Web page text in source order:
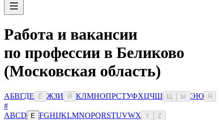
Работа и вакансии
по профессии в Беликово
(Московская область)
АБВГДЕ Ё ЖЗИ Й КЛМНОПРСТУФХЦЧШ Ы ЭЮ Я
#
ABCD E FGHIJKLMNOPQRSTUVWX Y Z